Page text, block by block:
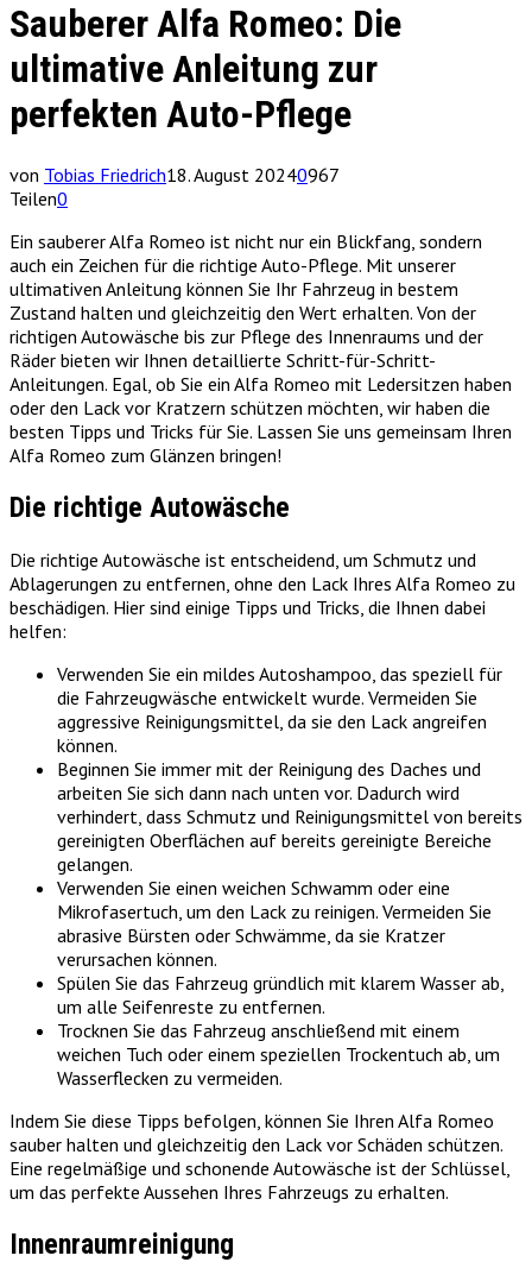
Sauberer Alfa Romeo: Die
ultimative Anleitung zur
perfekten Auto-Pflege
von Tobias Friedrich18. August 20240967
Teilen0
Ein sauberer Alfa Romeo ist nicht nur ein Blickfang, sondern
auch ein Zeichen für die richtige Auto-Pflege. Mit unserer
ultimativen Anleitung können Sie Ihr Fahrzeug in bestem
Zustand halten und gleichzeitig den Wert erhalten. Von der
richtigen Autowäsche bis zur Pflege des Innenraums und der
Räder bieten wir Ihnen detaillierte Schritt-für-Schritt-
Anleitungen. Egal, ob Sie ein Alfa Romeo mit Ledersitzen haben
oder den Lack vor Kratzern schützen möchten, wir haben die
besten Tipps und Tricks für Sie. Lassen Sie uns gemeinsam Ihren
Alfa Romeo zum Glänzen bringen!
Die richtige Autowäsche
Die richtige Autowäsche ist entscheidend, um Schmutz und
Ablagerungen zu entfernen, ohne den Lack Ihres Alfa Romeo zu
beschädigen. Hier sind einige Tipps und Tricks, die Ihnen dabei
helfen:
Verwenden Sie ein mildes Autoshampoo, das speziell für
die Fahrzeugwäsche entwickelt wurde. Vermeiden Sie
aggressive Reinigungsmittel, da sie den Lack angreifen
können.
Beginnen Sie immer mit der Reinigung des Daches und
arbeiten Sie sich dann nach unten vor. Dadurch wird
verhindert, dass Schmutz und Reinigungsmittel von bereits
gereinigten Oberflächen auf bereits gereinigte Bereiche
gelangen.
Verwenden Sie einen weichen Schwamm oder eine
Mikrofasertuch, um den Lack zu reinigen. Vermeiden Sie
abrasive Bürsten oder Schwämme, da sie Kratzer
verursachen können.
Spülen Sie das Fahrzeug gründlich mit klarem Wasser ab,
um alle Seifenreste zu entfernen.
Trocknen Sie das Fahrzeug anschließend mit einem
weichen Tuch oder einem speziellen Trockentuch ab, um
Wasserflecken zu vermeiden.
Indem Sie diese Tipps befolgen, können Sie Ihren Alfa Romeo
sauber halten und gleichzeitig den Lack vor Schäden schützen.
Eine regelmäßige und schonende Autowäsche ist der Schlüssel,
um das perfekte Aussehen Ihres Fahrzeugs zu erhalten.
Innenraumreinigung